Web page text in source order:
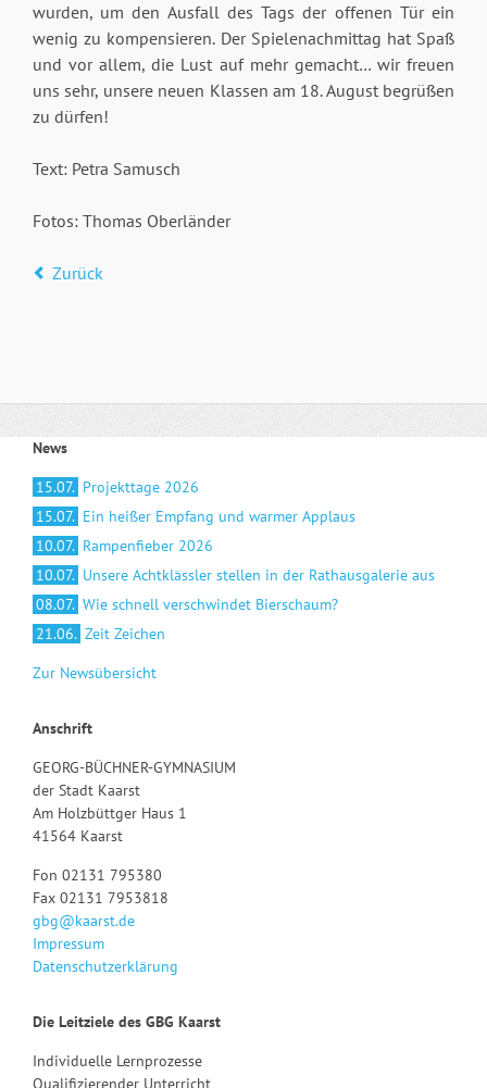
wurden, um den Ausfall des Tags der offenen Tür ein
wenig zu kompensieren. Der Spielenachmittag hat Spaß
und vor allem, die Lust auf mehr gemacht… wir freuen
uns sehr, unsere neuen Klassen am 18. August begrüßen
zu dürfen!
Text: Petra Samusch
Fotos: Thomas Oberländer
Zurück
News
15.07. Projekttage 2026
15.07. Ein heißer Empfang und warmer Applaus
10.07. Rampenfieber 2026
10.07. Unsere Achtklässler stellen in der Rathausgalerie aus
08.07. Wie schnell verschwindet Bierschaum?
21.06. Zeit Zeichen
Zur Newsübersicht
Anschrift
GEORG-BÜCHNER-GYMNASIUM
der Stadt Kaarst
Am Holzbüttger Haus 1
41564 Kaarst
Fon 02131 795380
Fax 02131 7953818
gbg@kaarst.de
Impressum
Datenschutzerklärung
Die Leitziele des GBG Kaarst
Individuelle Lernprozesse
Qualifizierender Unterricht